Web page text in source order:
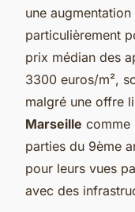
une
particulièrement
prix médian des
3300 euros/m²,
malgré une offre
Marseille comme
parties du 9ème
pour leurs vues
avec des